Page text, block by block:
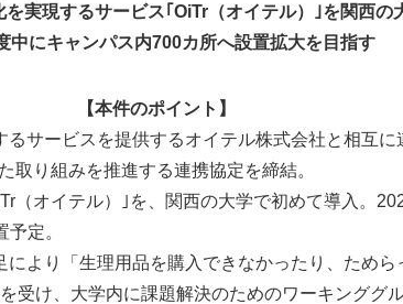
実現するサービス｢OiTr（オイテル）｣を関西の
中にキャンパス内700カ所へ設置拡大を目指す
【本件のポイント】
サービスを提供するオイテル株式会社と相互
取り組みを推進する連携協定を締結。
（オイテル）｣を、関西の大学で初めて導入。
定。
より「生理用品を購入できなかったり、ため
受け、大学内に課題解決のためのワーキンググ